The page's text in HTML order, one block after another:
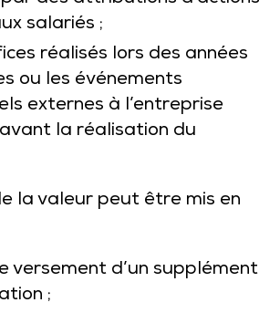
salariés ;
réalisés lors des années
ou les événements
externes à l’entreprise
la réalisation du
la valeur peut être mis en
versement d’un supplément
;